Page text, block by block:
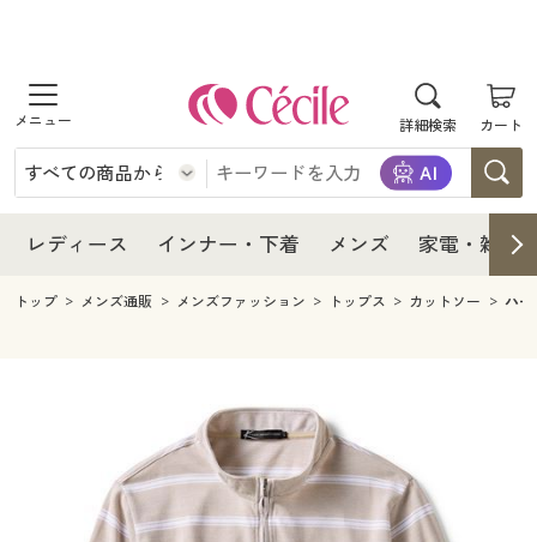
詳細検索 カート
商品を探す
レディース
レディースファッション
インナー・下着
インナー・下着通販すべて
ジュニア・ティーンズ下着
メンズ
メンズ下着
寝具・インテリア・家具
寝具・インテリア・家具通販すべて
美容・健康
レディース インナー・下着 メンズ 家電・雑貨
レディース
レディース通販すべて
レディースファッション
インナー・下着
インナー・下着通販すべて
ジュニア・ティーンズ下着
メンズ
キッチン・雑貨・日用品
寝具・インテリア・家具通販すべて
家具・収納
美容・健康通販すべて
制服・スクール
トップ メンズ通販 メンズファッション トップス カットソー ハー